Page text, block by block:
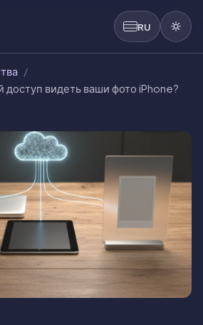
RU
/
видеть ваши фото iPhone?